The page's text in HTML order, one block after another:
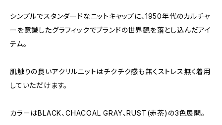
シンプルでスタンダードなニットキャップに、1950年代のカルチャ
ーを意識したグラフィックでブランドの世界観を落とし込んだアイ
テム。
肌触りの良いアクリルニットはチクチク感も無くストレス無く着用
していただけます。
カラーはBLACK、CHACOAL GRAY、RUST(赤茶)の3色展開。